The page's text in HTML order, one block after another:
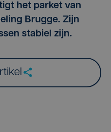
het parket van
Brugge. Zijn
stabiel zijn.